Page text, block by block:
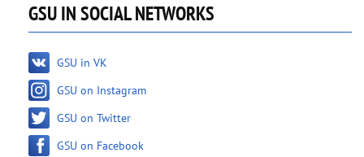
GSU IN SOCIAL NETWORKS
GSU in VK
GSU on Instagram
GSU on Twitter
GSU on Facebook